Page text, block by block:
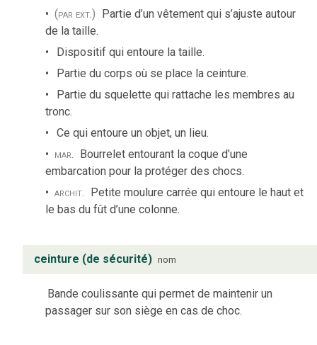
(par ext.) Partie d’un vêtement qui s’ajuste autour
de la taille.
Dispositif qui entoure la taille.
Partie du corps où se place la ceinture.
Partie du squelette qui rattache les membres au
tronc.
Ce qui entoure un objet, un lieu.
mar. Bourrelet entourant la coque d’une
embarcation pour la protéger des chocs.
archit. Petite moulure carrée qui entoure le haut et
le bas du fût d’une colonne.
ceinture (de sécurité) nom
Bande coulissante qui permet de maintenir un
passager sur son siège en cas de choc.